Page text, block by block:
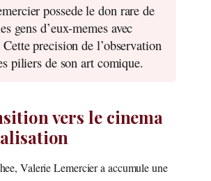
possede le don rare de
gens d’eux-memes avec
Cette precision de l’observation
piliers de son art comique.
vers le cinema
Valerie Lemercier a accumule une